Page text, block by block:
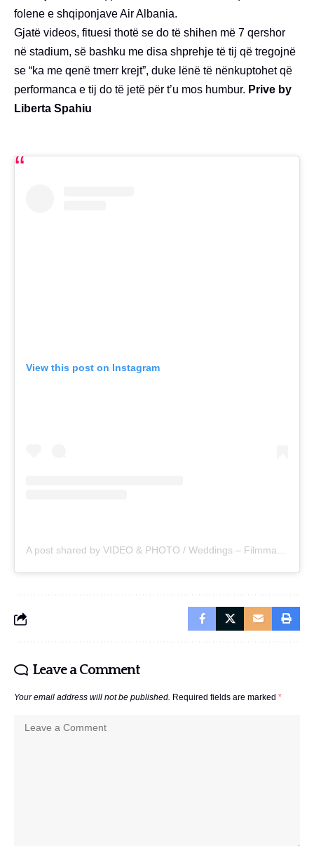
folene e shqiponjave Air Albania.
Gjatë videos, fituesi thotë se do të shihen më 7 qershor
në stadium, së bashku me disa shprehje të tij që tregojnë
se “ka me qenë tmerr krejt”, duke lënë të nënkuptohet që
performanca e tij do të jetë për t’u mos humbur. Prive by
Liberta Spahiu
View this post on Instagram
Leave a Comment
Your email address will not be published. Required fields are marked *